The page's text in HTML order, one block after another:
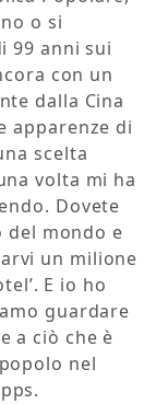
o si
99 anni sui
con un
dalla Cina
apparenze di
scelta
volta mi ha
Dovete
del mondo e
un milione
E io ho
guardare
a ciò che è
nel